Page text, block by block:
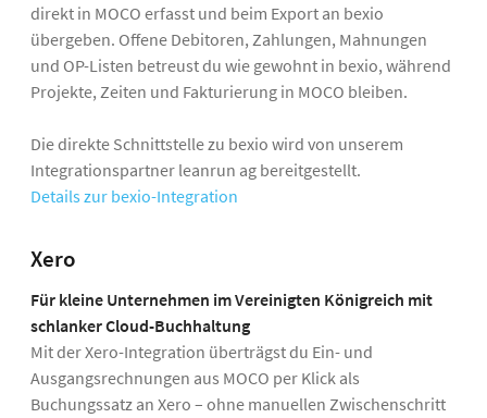
direkt in MOCO erfasst und beim Export an bexio
übergeben. Offene Debitoren, Zahlungen, Mahnungen
und OP-Listen betreust du wie gewohnt in bexio, während
Projekte, Zeiten und Fakturierung in MOCO bleiben.
Die direkte Schnittstelle zu bexio wird von unserem
Integrationspartner leanrun ag bereitgestellt.
Details zur bexio-Integration
Xero
Für kleine Unternehmen im Vereinigten Königreich mit
schlanker Cloud-Buchhaltung
Mit der Xero-Integration überträgst du Ein- und
Ausgangsrechnungen aus MOCO per Klick als
Buchungssatz an Xero – ohne manuellen Zwischenschritt